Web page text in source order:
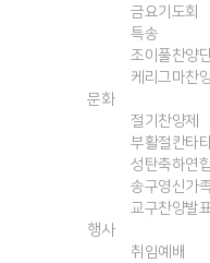
금요기도회
특송
조이풀찬양
케리그마찬
문화
절기찬양제
부활절칸타
성탄축하연
송구영신가
교구찬양발
행사
취임예배